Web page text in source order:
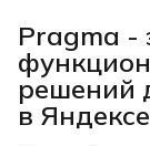
Pragma -
решений
в Яндексе